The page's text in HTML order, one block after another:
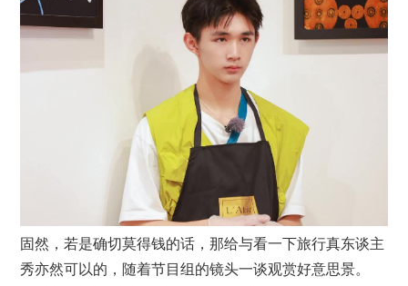
固然，若是确切莫得钱的话，那给与看一下旅行真东谈主
秀亦然可以的，随着节目组的镜头一谈观赏好意思景。